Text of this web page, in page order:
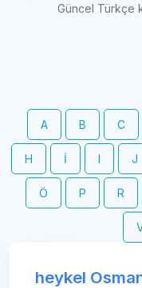
Güncel Türkçe
A B C
H İ I J
Ö P R
heykel